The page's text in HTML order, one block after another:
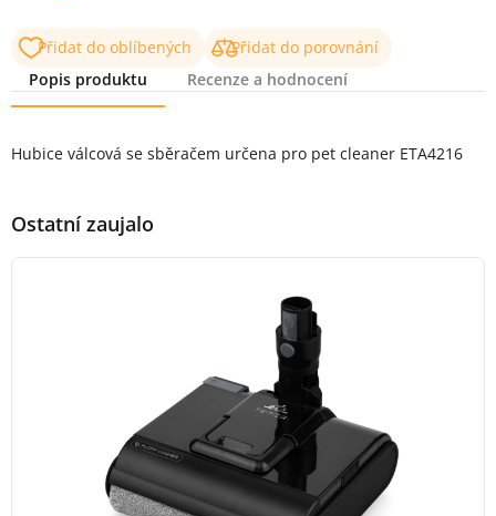
Přidat do oblíbených
Přidat do porovnání
Popis produktu
Recenze a hodnocení
Hubice válcová se sběračem určena pro pet cleaner ETA4216
Ostatní zaujalo